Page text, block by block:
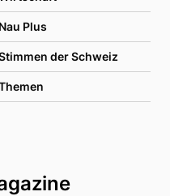
Nau Plus
der Schweiz